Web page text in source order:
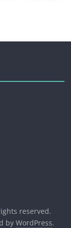
reserved.
by WordPress.